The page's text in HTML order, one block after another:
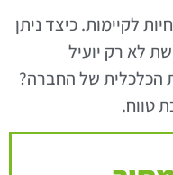
לקיימות. כיצד ניתן
לא רק יועיל
הכלכלית של החברה?
טווח.